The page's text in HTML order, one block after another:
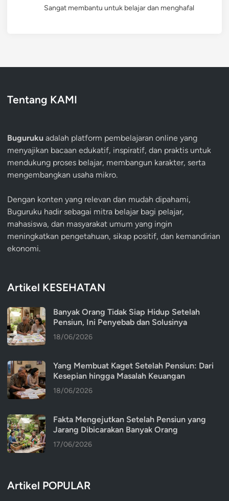
Sangat membantu untuk belajar dan menghafal
Tentang KAMI
Buguruku adalah platform pembelajaran online yang
menyajikan bacaan edukatif, inspiratif, dan praktis untuk
mendukung proses belajar, membangun karakter, serta
mengembangkan usaha mikro.
Dengan konten yang relevan dan mudah dipahami,
Buguruku hadir sebagai mitra belajar bagi pelajar,
mahasiswa, dan masyarakat umum yang ingin
meningkatkan pengetahuan, sikap positif, dan kemandirian
ekonomi.
Artikel KESEHATAN
Banyak Orang Tidak Siap Hidup Setelah
Pensiun, Ini Penyebab dan Solusinya
18/06/2026
Yang Membuat Kaget Setelah Pensiun: Dari
Kesepian hingga Masalah Keuangan
18/06/2026
Fakta Mengejutkan Setelah Pensiun yang
Jarang Dibicarakan Banyak Orang
17/06/2026
Artikel POPULAR